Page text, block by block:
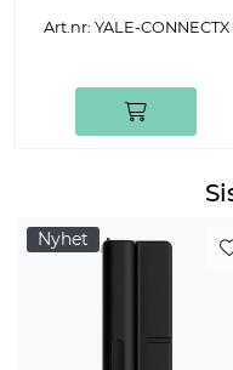
Art.nr: YALE-CONNECTX
Nyhet